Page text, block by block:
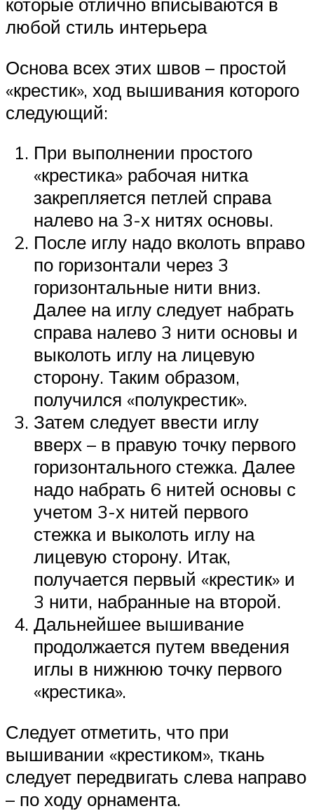
любой стиль интерьера
Основа всех этих швов – простой
«крестик», ход вышивания которого
следующий:
При выполнении простого
«крестика» рабочая нитка
закрепляется петлей справа
налево на 3-х нитях основы.
После иглу надо вколоть вправо
по горизонтали через 3
горизонтальные нити вниз.
Далее на иглу следует набрать
справа налево 3 нити основы и
выколоть иглу на лицевую
сторону. Таким образом,
получился «полукрестик».
Затем следует ввести иглу
вверх – в правую точку первого
горизонтального стежка. Далее
надо набрать 6 нитей основы с
учетом 3-х нитей первого
стежка и выколоть иглу на
лицевую сторону. Итак,
получается первый «крестик» и
3 нити, набранные на второй.
Дальнейшее вышивание
продолжается путем введения
иглы в нижнюю точку первого
«крестика».
Следует отметить, что при
вышивании «крестиком», ткань
следует передвигать слева направо
– по ходу орнамента.